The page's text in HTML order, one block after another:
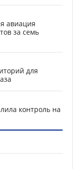
авиация
за семь
для
контроль на